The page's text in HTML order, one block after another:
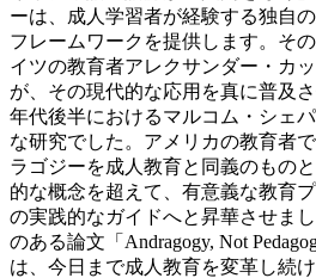
ーは、成人学習者が経験する独自
フレームワークを提供します。そ
イツの教育者アレクサンダー・カ
が、その現代的な応用を真に普及
年代後半におけるマルコム・シェ
な研究でした。アメリカの教育者
ラゴジーを成人教育と同義のもの
的な概念を超えて、有意義な教育
の実践的なガイドへと昇華させま
のある論文「Andragogy, Not
は、今日まで成人教育を変革し続